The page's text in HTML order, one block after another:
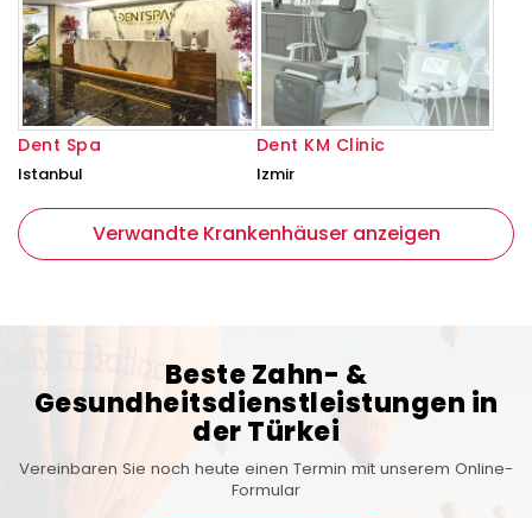
Dent Spa
Istanbul
Dent KM Clinic
Izmir
Verwandte Krankenhäuser anzeigen
Beste Zahn- &
Gesundheitsdienstleistungen in
der Türkei
Vereinbaren Sie noch heute einen Termin mit unserem Online-
Formular